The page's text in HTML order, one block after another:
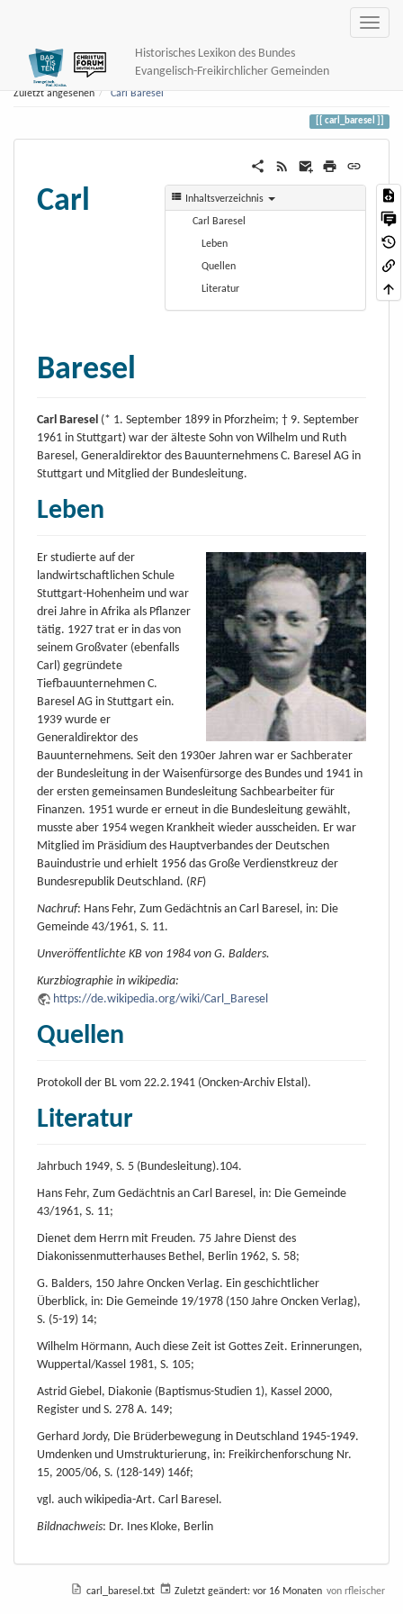
Historisches Lexikon des Bundes
Evangelisch-Freikirchlicher Gemeinden
Zuletzt angesehen Carl Baresel
carl_baresel
Inhaltsverzeichnis
Carl Baresel
Leben
Quellen
Literatur
Carl
Baresel
Carl Baresel (* 1. September 1899 in Pforzheim; † 9. September
1961 in Stuttgart) war der älteste Sohn von Wilhelm und Ruth
Baresel, Generaldirektor des Bauunternehmens C. Baresel AG in
Stuttgart und Mitglied der Bundesleitung.
Leben
Er studierte auf der
landwirtschaftlichen Schule
Stuttgart-Hohenheim und war
drei Jahre in Afrika als Pflanzer
tätig. 1927 trat er in das von
seinem Großvater (ebenfalls
Carl) gegründete
Tiefbauunternehmen C.
Baresel AG in Stuttgart ein.
1939 wurde er
Generaldirektor des
Bauunternehmens. Seit den 1930er Jahren war er Sachberater
der Bundesleitung in der Waisenfürsorge des Bundes und 1941 in
der ersten gemeinsamen Bundesleitung Sachbearbeiter für
Finanzen. 1951 wurde er erneut in die Bundesleitung gewählt,
musste aber 1954 wegen Krankheit wieder ausscheiden. Er war
Mitglied im Präsidium des Hauptverbandes der Deutschen
Bauindustrie und erhielt 1956 das Große Verdienstkreuz der
Bundesrepublik Deutschland. (RF)
Nachruf: Hans Fehr, Zum Gedächtnis an Carl Baresel, in: Die
Gemeinde 43/1961, S. 11.
Unveröffentlichte KB von 1984 von G. Balders.
Kurzbiographie in wikipedia:
https://de.wikipedia.org/wiki/Carl_Baresel
Quellen
Protokoll der BL vom 22.2.1941 (Oncken-Archiv Elstal).
Literatur
Jahrbuch 1949, S. 5 (Bundesleitung).104.
Hans Fehr, Zum Gedächtnis an Carl Baresel, in: Die Gemeinde
43/1961, S. 11;
Dienet dem Herrn mit Freuden. 75 Jahre Dienst des
Diakonissenmutterhauses Bethel, Berlin 1962, S. 58;
G. Balders, 150 Jahre Oncken Verlag. Ein geschichtlicher
Überblick, in: Die Gemeinde 19/1978 (150 Jahre Oncken Verlag),
S. (5-19) 14;
Wilhelm Hörmann, Auch diese Zeit ist Gottes Zeit. Erinnerungen,
Wuppertal/Kassel 1981, S. 105;
Astrid Giebel, Diakonie (Baptismus-Studien 1), Kassel 2000,
Register und S. 278 A. 149;
Gerhard Jordy, Die Brüderbewegung in Deutschland 1945-1949.
Umdenken und Umstrukturierung, in: Freikirchenforschung Nr.
15, 2005/06, S. (128-149) 146f;
vgl. auch wikipedia-Art. Carl Baresel.
Bildnachweis: Dr. Ines Kloke, Berlin
carl_baresel.txt Zuletzt geändert: vor 16 Monaten von rfleischer